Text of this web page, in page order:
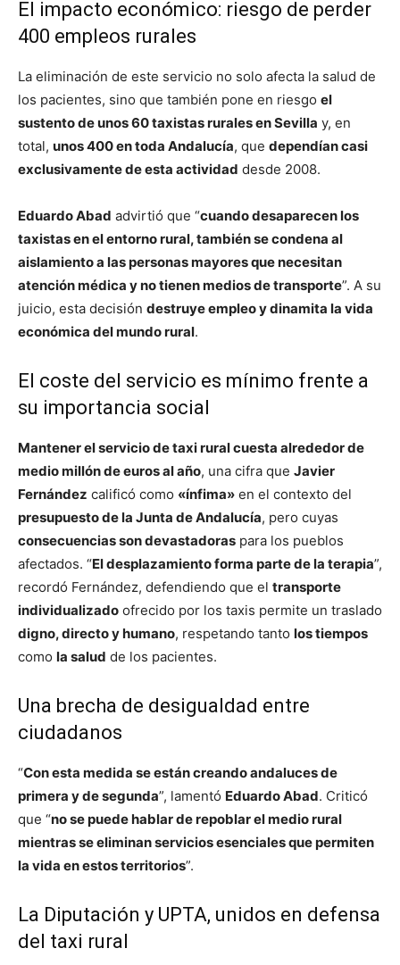
El impacto económico: riesgo de perder
400 empleos rurales
La eliminación de este servicio no solo afecta la salud de
los pacientes, sino que también pone en riesgo el
sustento de unos 60 taxistas rurales en Sevilla y, en
total, unos 400 en toda Andalucía, que dependían casi
exclusivamente de esta actividad desde 2008.
Eduardo Abad advirtió que “cuando desaparecen los
taxistas en el entorno rural, también se condena al
aislamiento a las personas mayores que necesitan
atención médica y no tienen medios de transporte”. A su
juicio, esta decisión destruye empleo y dinamita la vida
económica del mundo rural.
El coste del servicio es mínimo frente a
su importancia social
Mantener el servicio de taxi rural cuesta alrededor de
medio millón de euros al año, una cifra que Javier
Fernández calificó como «ínfima» en el contexto del
presupuesto de la Junta de Andalucía, pero cuyas
consecuencias son devastadoras para los pueblos
afectados. “El desplazamiento forma parte de la terapia”,
recordó Fernández, defendiendo que el transporte
individualizado ofrecido por los taxis permite un traslado
digno, directo y humano, respetando tanto los tiempos
como la salud de los pacientes.
Una brecha de desigualdad entre
ciudadanos
“Con esta medida se están creando andaluces de
primera y de segunda”, lamentó Eduardo Abad. Criticó
que “no se puede hablar de repoblar el medio rural
mientras se eliminan servicios esenciales que permiten
la vida en estos territorios”.
La Diputación y UPTA, unidos en defensa
del taxi rural